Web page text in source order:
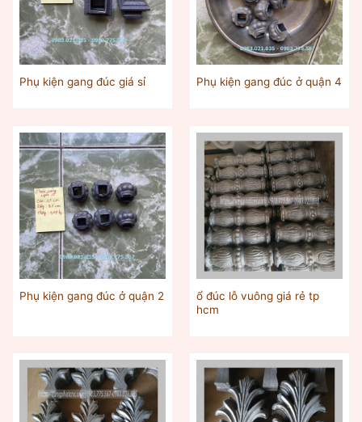
Phụ kiện gang đúc giá sỉ Phụ kiện gang đúc ở quận 4
Phụ kiện gang đúc ở quận 2
ổ đúc lỗ vuông giá rẻ tp
hcm